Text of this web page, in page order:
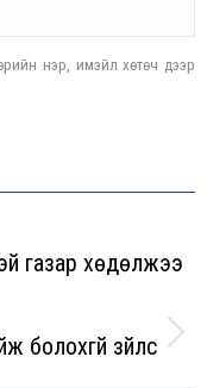
нэр, имэйл хөтөч дээр
газар хөдөлжээ
болохгүй зүйлс